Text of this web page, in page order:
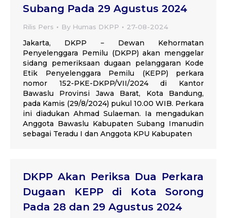
Subang Pada 29 Agustus 2024
Rilis Pers By Humas DKPP 27-08-2024
Jakarta, DKPP − Dewan Kehormatan
Penyelenggara Pemilu (DKPP) akan menggelar
sidang pemeriksaan dugaan pelanggaran Kode
Etik Penyelenggara Pemilu (KEPP) perkara
nomor 152-PKE-DKPP/VII/2024 di Kantor
Bawaslu Provinsi Jawa Barat, Kota Bandung,
pada Kamis (29/8/2024) pukul 10.00 WIB. Perkara
ini diadukan Ahmad Sulaeman. Ia mengadukan
Anggota Bawaslu Kabupaten Subang Imanudin
sebagai Teradu I dan Anggota KPU Kabupaten
DKPP Akan Periksa Dua Perkara
Dugaan KEPP di Kota Sorong
Pada 28 dan 29 Agustus 2024